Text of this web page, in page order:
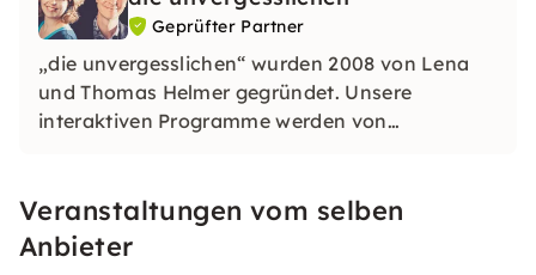
Geprüfter Partner
„die unvergesslichen“ wurden 2008 von Lena
und Thomas Helmer gegründet. Unsere
interaktiven Programme werden von
Raum für individuelle Momente.
Veranstaltungen vom selben
Anbieter